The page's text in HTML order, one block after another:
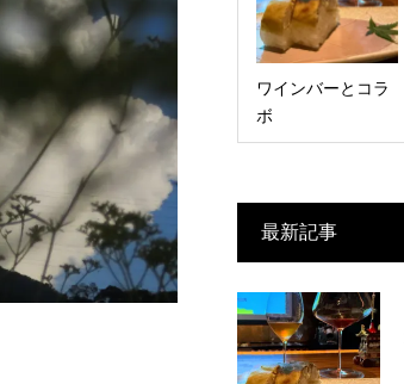
ワインバーとコラ
ボ
最新記事